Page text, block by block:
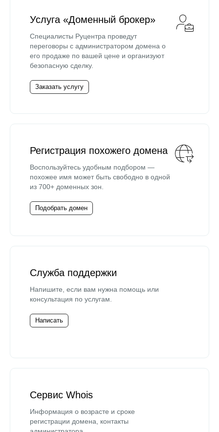
Услуга «Доменный брокер»
Специалисты Руцентра проведут
переговоры с администратором домена о
его продаже по вашей цене и организуют
безопасную сделку.
Заказать услугу
Регистрация похожего домена
Воспользуйтесь удобным подбором —
похожее имя может быть свободно в одной
из 700+ доменных зон.
Подобрать домен
Служба поддержки
Напишите, если вам нужна помощь или
консультация по услугам.
Написать
Сервис Whois
Информация о возрасте и сроке
регистрации домена, контакты